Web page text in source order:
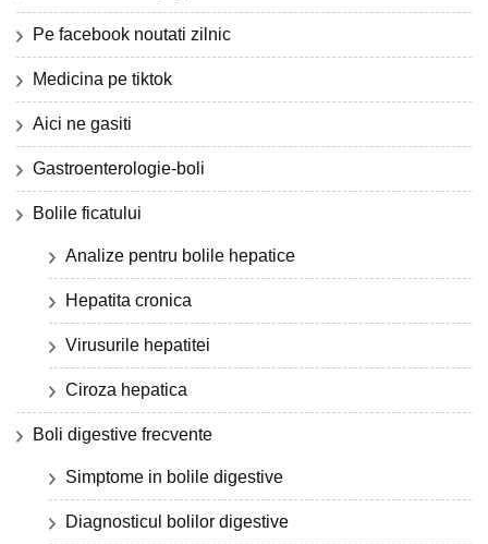
Pe facebook noutati zilnic
Medicina pe tiktok
Aici ne gasiti
Gastroenterologie-boli
Bolile ficatului
Analize pentru bolile hepatice
Hepatita cronica
Virusurile hepatitei
Ciroza hepatica
Boli digestive frecvente
Simptome in bolile digestive
Diagnosticul bolilor digestive